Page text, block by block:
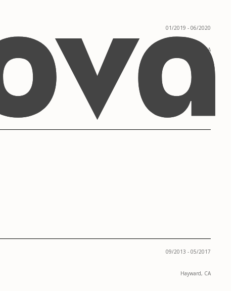
01/2019 - 06/2020
São Francisco, CA
09/2013 - 05/2017
Hayward, CA